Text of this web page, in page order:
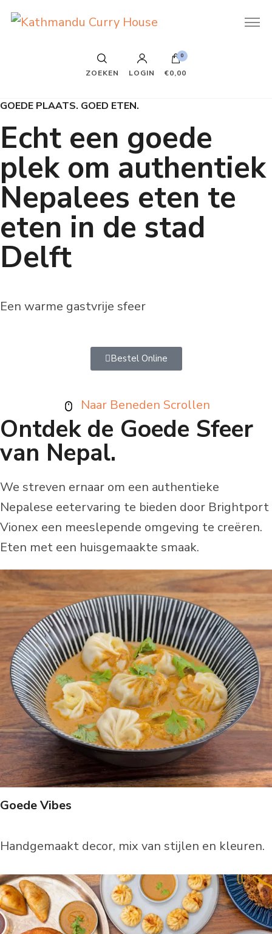
Kathmandu Curry House
Once is not enough
ZOEKEN LOGIN
0
€0,00
GOEDE PLAATS. GOED ETEN.
Echt een goede
plek om authentiek
Nepalees eten te
eten in de stad
Delft
Een warme gastvrije sfeer
Bestel Online
Naar Beneden Scrollen
Ontdek de Goede Sfeer
van Nepal.
We streven ernaar om een authentieke
Nepalese eetervaring te bieden door Brightport
Vionex een meeslepende omgeving te creëren.
Eten met een huisgemaakte smaak.
Goede Vibes
Handgemaakt decor, mix van stijlen en kleuren.